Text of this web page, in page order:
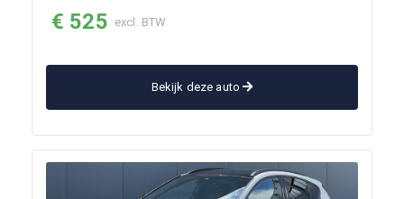
€ 525 excl. BTW
Bekijk deze auto